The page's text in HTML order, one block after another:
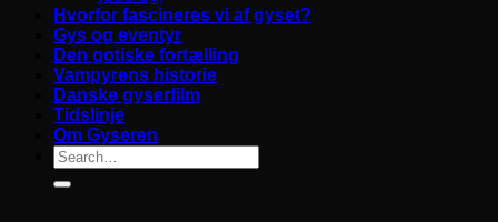
Hvorfor fascineres vi af gyset?
Gys og eventyr
Den gotiske fortælling
Vampyrens historie
Danske gyserfilm
Tidslinje
Om Gyseren